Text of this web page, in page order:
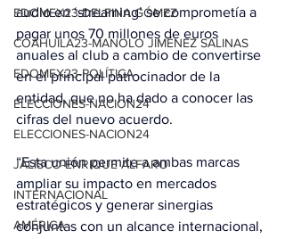
EDOMEX23-DELFINA GÓMEZ
COAHUILA23-MANOLO JIMÉNEZ SALINAS
EDOMEX23-POLÍTICA
ELECCIONES-NACION24
ELECCIONES-NACION24
JALISCO-ENRIQUE ALFARO
INTERNACIONAL
AMÉRICA
audio en ‘streaming’ se comprometía a
pagar unos 70 millones de euros
anuales al club a cambio de convertirse
en el principal patrocinador de la
entidad, que no ha dado a conocer las
cifras del nuevo acuerdo.
“Esta unión permite a ambas marcas
ampliar su impacto en mercados
estratégicos y generar sinergias
conjuntas con un alcance internacional,